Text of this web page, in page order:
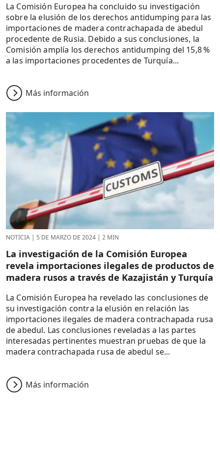
La Comisión Europea ha concluido su investigación
sobre la elusión de los derechos antidumping para las
importaciones de madera contrachapada de abedul
procedente de Rusia. Debido a sus conclusiones, la
Comisión amplía los derechos antidumping del 15,8 %
a las importaciones procedentes de Turquía...
Más información
NOTICIA | 5 DE MARZO DE 2024 | 2 MIN
La investigación de la Comisión Europea
revela importaciones ilegales de productos de
madera rusos a través de Kazajistán y Turquía
La Comisión Europea ha revelado las conclusiones de
su investigación contra la elusión en relación las
importaciones ilegales de madera contrachapada rusa
de abedul. Las conclusiones reveladas a las partes
interesadas pertinentes muestran pruebas de que la
madera contrachapada rusa de abedul se...
Más información